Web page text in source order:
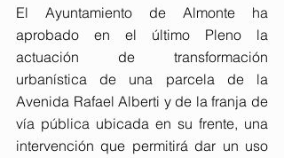
El Ayuntamiento de Almonte ha
aprobado en el último Pleno la
actuación de transformación
urbanística de una parcela de la
Avenida Rafael Alberti y de la franja de
vía pública ubicada en su frente, una
intervención que permitirá dar un uso